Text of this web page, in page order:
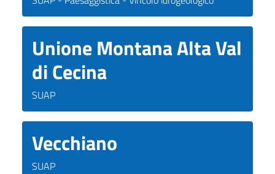
Unione Montana Alta Val
di Cecina
SUAP
Vecchiano
SUAP